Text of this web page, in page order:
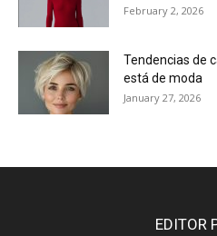
February 2, 2026
Tendencias de
está de moda
January 27, 2026
EDITOR